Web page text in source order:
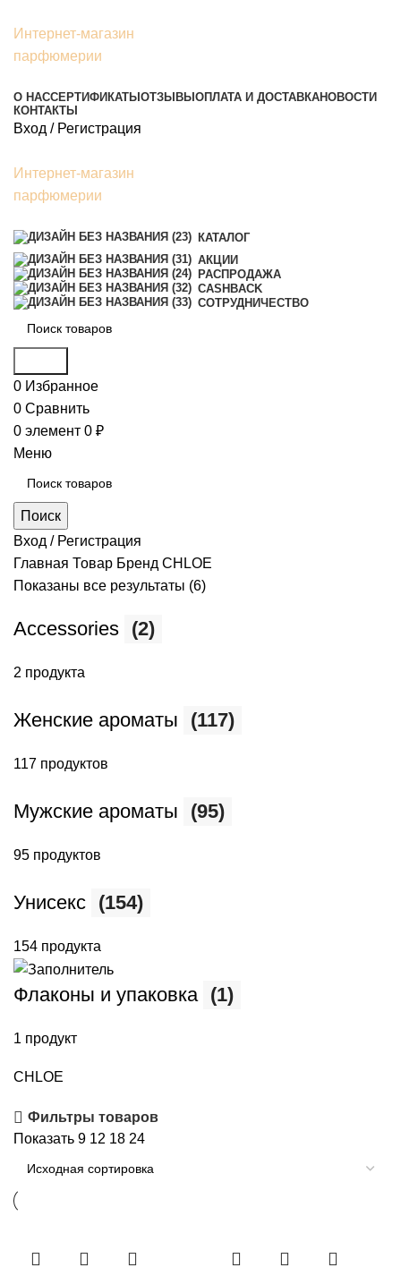
Интернет-магазин
парфюмерии
О НАССЕРТИФИКАТЫ ОТЗЫВЫ ОПЛАТА И ДОСТАВКАНОВОСТИ
КОНТАКТЫ
Вход / Регистрация
Интернет-магазин
парфюмерии
КАТАЛОГ
АКЦИИ
РАСПРОДАЖА
CASHBACK
СОТРУДНИЧЕСТВО
0 Избранное
0 Сравнить
0 элемент 0 ₽
Меню
Поиск
Вход / Регистрация
Главная Товар Бренд CHLOE
Показаны все результаты (6)
Accessories (2)
2 продукта
Женские ароматы (117)
117 продуктов
Мужские ароматы (95)
95 продуктов
Унисекс (154)
154 продукта
Флаконы и упаковка (1)
1 продукт
CHLOE
Фильтры товаров
Показать 9 12 18 24